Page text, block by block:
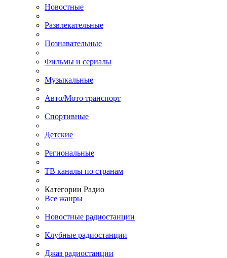
Новостные
Развлекательные
Познавательные
Фильмы и сериалы
Музыкальные
Авто/Мото транспорт
Спортивные
Детские
Региональные
ТВ каналы по странам
Категории Радио
Все жанры
Новостные радиостанции
Клубные радиостанции
Джаз радиостанции